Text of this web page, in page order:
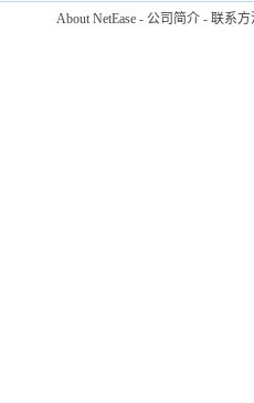
About NetEase - 公司简介 - 联系方